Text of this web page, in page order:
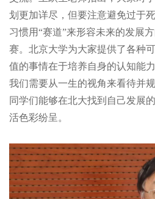
划更加详尽，但要注意避免过于
习惯用“赛道”来形容未来的发展
赛。北京大学为大家提供了各种
值的事情在于培养自身的认知能
我们需要从一生的视角来看待并
同学们能够在北大找到自己发展
活色彩纷呈。